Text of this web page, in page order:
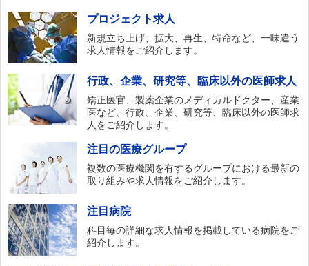
プロジェクト求人
新規立ち上げ、拡大、再生、特命など、一味違う
求人情報をご紹介します。
行政、企業、研究等、臨床以外の医師求人
矯正医官、製薬企業のメディカルドクター、産業
医など、行政、企業、研究等、臨床以外の医師求
人をご紹介します。
注目の医療グループ
複数の医療機関を有するグループにおける最新の
取り組みや求人情報をご紹介します。
注目病院
科目毎の詳細な求人情報を掲載している病院をご
紹介します。